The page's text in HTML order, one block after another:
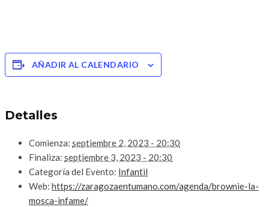
AÑADIR AL CALENDARIO
Detalles
Comienza: septiembre 2, 2023 - 20:30
Finaliza: septiembre 3, 2023 - 20:30
Categoría del Evento: Infantil
Web: https://zaragozaentumano.com/agenda/brownie-la-
mosca-infame/